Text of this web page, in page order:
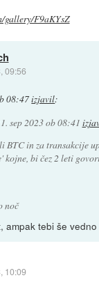
gallery/F9aKYsZ
09:56
08:47izjavil:
sep 2023 ob 08:41
BTC in za transakcije
kojne, bi čez 2 leti
noč
ampak tebi še
10:09